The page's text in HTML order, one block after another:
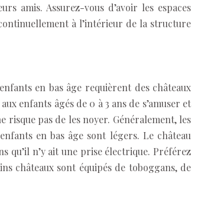
amis. Assurez-vous d’avoir les espaces
à l’intérieur de la structure
en bas âge requièrent des châteaux
enfants âgés de 0 à 3 ans de s’amuser et
risque pas de les noyer. Généralement, les
en bas âge sont légers. Le château
qu’il n’y ait une prise électrique. Préférez
châteaux sont équipés de toboggans, de